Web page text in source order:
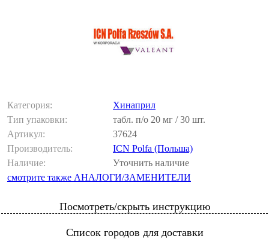
Категория:
Хинаприл
Тип упаковки:
табл. п/о 20 мг / 30 шт.
Артикул:
37624
Производитель:
ICN Polfa (Польша)
Наличие:
Уточнить наличие
смотрите также АНАЛОГИ/ЗАМЕНИТЕЛИ
Посмотреть/скрыть инструкцию
Список городов для доставки